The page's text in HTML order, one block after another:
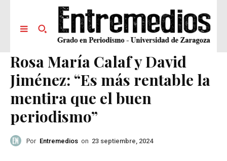
Rosa María Calaf y David
Jiménez: “Es más rentable la
mentira que el buen
periodismo”
Por Entremedios on 23 septiembre, 2024